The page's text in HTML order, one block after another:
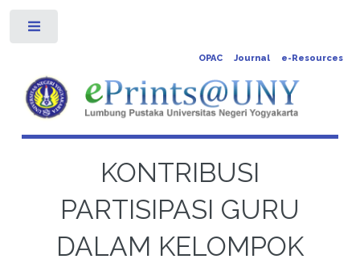
OPAC Journal e-Resources
KONTRIBUSI
PARTISIPASI GURU
DALAM KELOMPOK